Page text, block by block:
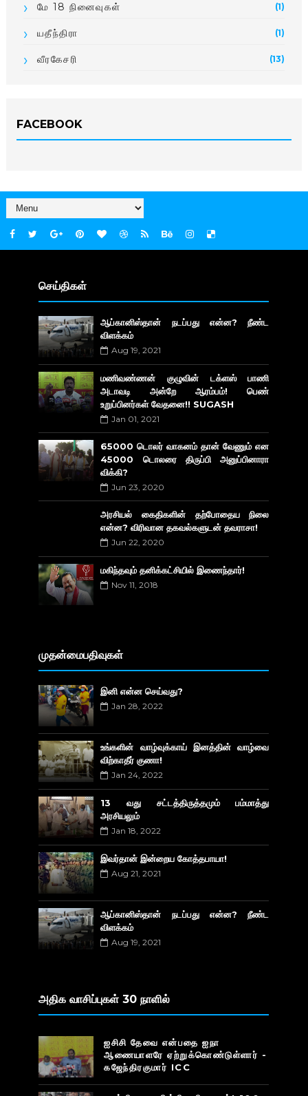
மே 18 நினைவுகள் (1)
யதீந்திரா (1)
வீரகேசரி (13)
FACEBOOK
செய்திகள்
ஆப்கானிஸ்தான் நடப்பது என்ன? நீண்ட
விளக்கம்
Aug 19, 2021
மணிவண்ணன் குழுவின் டக்ளஸ் பாணி
அடாவடி அன்றே ஆரம்பம்! பெண்
உறுப்பினர்கள் வேதனை!! SUGASH
Jan 01, 2021
65000 டொலர் வாகனம் தான் வேணும் என
45000 டொலரை திருப்பி அனுப்பினாரா
விக்கி?
Jun 23, 2020
அரசியல் கைதிகளின் தற்போதைய நிலை
என்ன? விரிவான தகவல்களுடன் தவராசா!
Jun 22, 2020
மகிந்தவும் தனிக்கட்சியில் இணைந்தார்!
Nov 11, 2018
முதன்மைபதிவுகள்
இனி என்ன செய்வது?
Jan 28, 2022
உங்களின் வாழ்வுக்காய் இனத்தின் வாழ்வை
விற்காதீர் குணா!
Jan 24, 2022
13 வது சட்டத்திருத்தமும் பம்மாத்து
அரசியலும்
Jan 18, 2022
இவர்தான் இன்றைய கோத்தபாயா!
Aug 21, 2021
ஆப்கானிஸ்தான் நடப்பது என்ன? நீண்ட
விளக்கம்
Aug 19, 2021
அதிக வாசிப்புகள் 30 நாளில்
ஐசிசி தேவை என்பதை ஐநா
ஆணையாளரே ஏற்றுக்கொண்டுள்ளார் -
கஜேந்திரகுமார் ICC